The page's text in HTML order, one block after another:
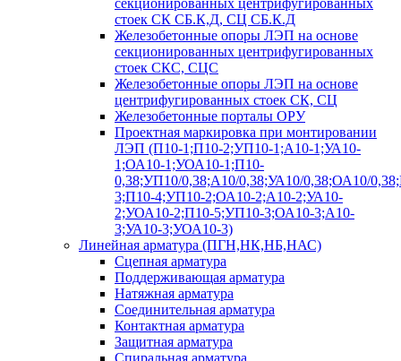
стоек СК СБ.К,Д, СЦ СБ.К.Д
Железобетонные опоры ЛЭП на основе
секционированных центрифугированных
стоек СКС, СЦС
Железобетонные опоры ЛЭП на основе
центрифугированных стоек СК, СЦ
Железобетонные порталы ОРУ
Проектная маркировка при монтировании
ЛЭП (П10-1;П10-2;УП10-1;А10-1;УА10-
1;ОА10-1;УОА10-1;П10-
0,38;УП10/0,38;А10/0,38;УА10/0,38;ОА10/
3;П10-4;УП10-2;ОА10-2;А10-2;УА10-
2;УОА10-2;П10-5;УП10-3;ОА10-3;А10-
3;УА10-3;УОА10-3)
Линейная арматура (ПГН,НК,НБ,НАС)
Сцепная арматура
Поддерживающая арматура
Натяжная арматура
Соединительная арматура
Контактная арматура
Защитная арматура
Спиральная арматура